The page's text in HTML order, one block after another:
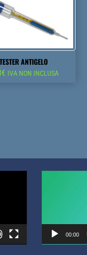
ANTIGELO
€ IVA NON INCLUSA
00:00